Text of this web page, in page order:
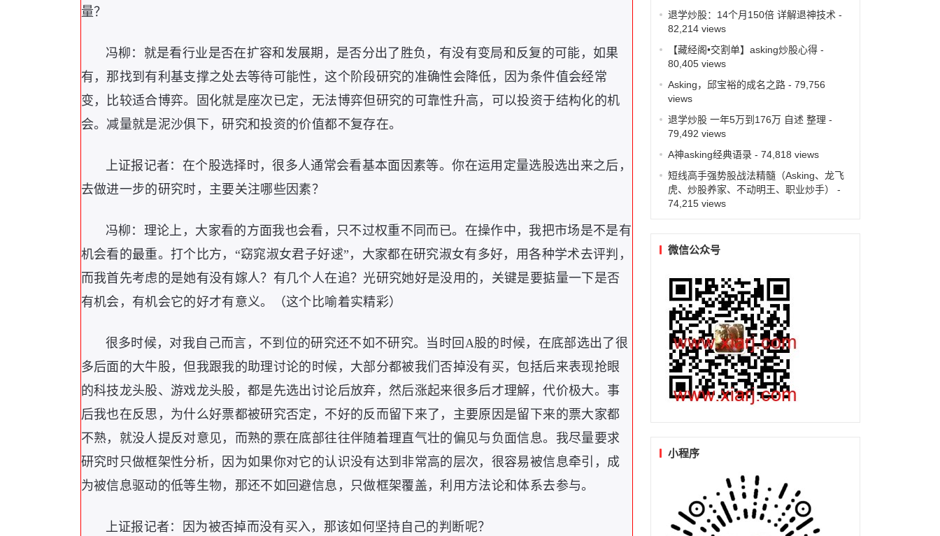
量？
冯柳：就是看行业是否在扩容和发展期，是否分出了胜负，有没有变局和反复的可能，如果
有，那找到有利基支撑之处去等待可能性，这个阶段研究的准确性会降低，因为条件值会经常
变，比较适合博弈。固化就是座次已定，无法博弈但研究的可靠性升高，可以投资于结构化的机
会。减量就是泥沙俱下，研究和投资的价值都不复存在。
上证报记者：在个股选择时，很多人通常会看基本面因素等。你在运用定量选股选出来之后，
去做进一步的研究时，主要关注哪些因素？
冯柳：理论上，大家看的方面我也会看，只不过权重不同而已。在操作中，我把市场是不是有
机会看的最重。打个比方，“窈窕淑女君子好逑”，大家都在研究淑女有多好，用各种学术去评判，
而我首先考虑的是她有没有嫁人？有几个人在追？光研究她好是没用的，关键是要掂量一下是否
有机会，有机会它的好才有意义。（这个比喻着实精彩）
很多时候，对我自己而言，不到位的研究还不如不研究。当时回A股的时候，在底部选出了很
多后面的大牛股，但我跟我的助理讨论的时候，大部分都被我们否掉没有买，包括后来表现抢眼
的科技龙头股、游戏龙头股，都是先选出讨论后放弃，然后涨起来很多后才理解，代价极大。事
后我也在反思，为什么好票都被研究否定，不好的反而留下来了，主要原因是留下来的票大家都
不熟，就没人提反对意见，而熟的票在底部往往伴随着理直气壮的偏见与负面信息。我尽量要求
研究时只做框架性分析，因为如果你对它的认识没有达到非常高的层次，很容易被信息牵引，成
为被信息驱动的低等生物，那还不如回避信息，只做框架覆盖，利用方法论和体系去参与。
上证报记者：因为被否掉而没有买入，那该如何坚持自己的判断呢？
退学炒股：14个月150倍 详解退神技术 -
82,214 views
【藏经阁•交割单】asking炒股心得-
80,405 views
Asking，邱宝裕的成名之路- 79,756
views
退学炒股 一年5万到176万 自述 整理 -
79,492 views
A神asking经典语录- 74,818 views
短线高手强势股战法精髓（Asking、龙飞
虎、炒股养家、不动明王、职业炒手）
-
74,215 views
微信公众号
小程序